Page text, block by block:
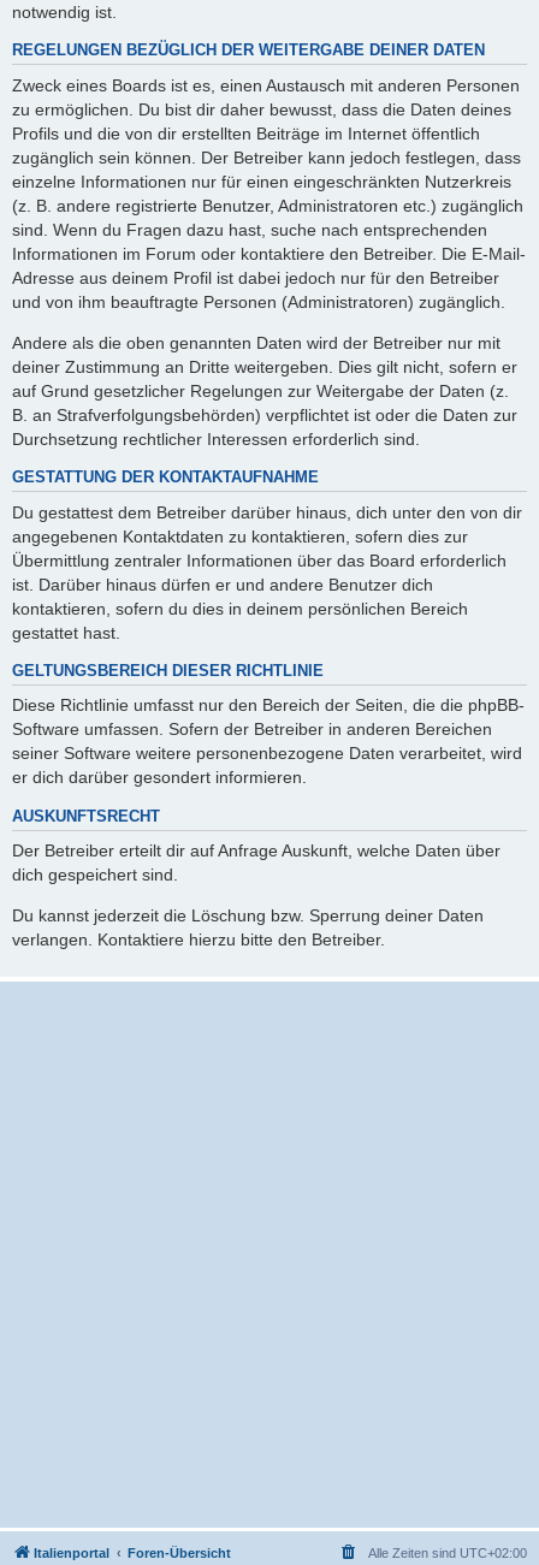
notwendig ist.
REGELUNGEN BEZÜGLICH DER WEITERGABE DEINER DATEN
Zweck eines Boards ist es, einen Austausch mit anderen Personen
zu ermöglichen. Du bist dir daher bewusst, dass die Daten deines
Profils und die von dir erstellten Beiträge im Internet öffentlich
zugänglich sein können. Der Betreiber kann jedoch festlegen, dass
einzelne Informationen nur für einen eingeschränkten Nutzerkreis
(z. B. andere registrierte Benutzer, Administratoren etc.) zugänglich
sind. Wenn du Fragen dazu hast, suche nach entsprechenden
Informationen im Forum oder kontaktiere den Betreiber. Die E-Mail-
Adresse aus deinem Profil ist dabei jedoch nur für den Betreiber
und von ihm beauftragte Personen (Administratoren) zugänglich.
Andere als die oben genannten Daten wird der Betreiber nur mit
deiner Zustimmung an Dritte weitergeben. Dies gilt nicht, sofern er
auf Grund gesetzlicher Regelungen zur Weitergabe der Daten (z.
B. an Strafverfolgungsbehörden) verpflichtet ist oder die Daten zur
Durchsetzung rechtlicher Interessen erforderlich sind.
GESTATTUNG DER KONTAKTAUFNAHME
Du gestattest dem Betreiber darüber hinaus, dich unter den von dir
angegebenen Kontaktdaten zu kontaktieren, sofern dies zur
Übermittlung zentraler Informationen über das Board erforderlich
ist. Darüber hinaus dürfen er und andere Benutzer dich
kontaktieren, sofern du dies in deinem persönlichen Bereich
gestattet hast.
GELTUNGSBEREICH DIESER RICHTLINIE
Diese Richtlinie umfasst nur den Bereich der Seiten, die die phpBB-
Software umfassen. Sofern der Betreiber in anderen Bereichen
seiner Software weitere personenbezogene Daten verarbeitet, wird
er dich darüber gesondert informieren.
AUSKUNFTSRECHT
Der Betreiber erteilt dir auf Anfrage Auskunft, welche Daten über
dich gespeichert sind.
Du kannst jederzeit die Löschung bzw. Sperrung deiner Daten
verlangen. Kontaktiere hierzu bitte den Betreiber.
Italienportal Foren-Übersicht Alle Zeiten sind UTC+02:00